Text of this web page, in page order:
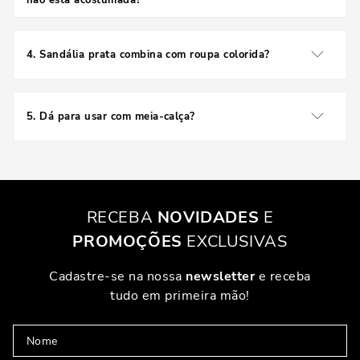
vestidos. Sejam longos ou curtos, leves ou encorpados, esse tipo de
alta com uma sandália prata por baixo é um look de presença. Saias
fino. E os macacões? São uma aposta certeira! O salto dá aquela
VOCÊ
Aqui vai um dilema comum: escolher um salto super alto para arrasar
4.Sandália prata combina com roupa colorida?
5. Dá para usar com meia-calça?
certa.
RECEBA NOVIDADES E
PROMOÇÕES EXCLUSIVAS
Cadastre-se na nossa newslettere receba
tudo em primeira mão!